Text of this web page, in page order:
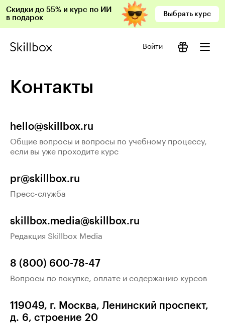
Скидки до 55% и курс по ИИ
в подарок
Выбрать курс
Войти
Контакты
hello@skillbox.ru
Общие вопросы и вопросы по учебному процессу,
если вы уже проходите курс
pr@skillbox.ru
Пресс-служба
skillbox.media@skillbox.ru
Редакция Skillbox Media
8 (800) 600-78-47
Вопросы по покупке, оплате и содержанию курсов
119049, г. Москва, Ленинский проспект,
д. 6, строение 20